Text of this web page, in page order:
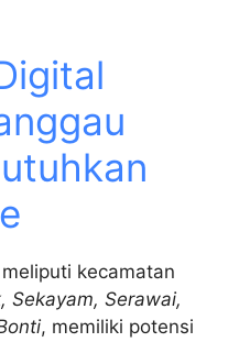
kecamatan
Sekayam, Serawai,
, memiliki potensi